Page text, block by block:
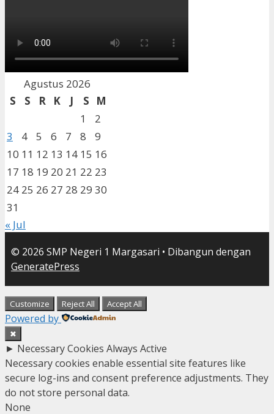
Agustus 2026
S
S R K J S
M
1
2
3
4 5 6 7 8
9
10 11 12 13 14 15 16
17 18 19 20 21 22 23
24 25 26 27 28 29 30
31
« Jul
© 2026 SMP Negeri 1 Margasari • Dibangun dengan
GeneratePress
Customize Reject All Accept All
Powered by
✖
► Necessary Cookies Always Active
Necessary cookies enable essential site features like
secure log-ins and consent preference adjustments. They
do not store personal data.
None